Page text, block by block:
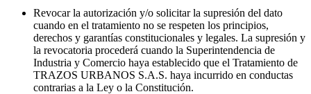
Revocar la autorización y/o solicitar la supresión del dato
cuando en el tratamiento no se respeten los principios,
derechos y garantías constitucionales y legales. La supresión y
la revocatoria procederá cuando la Superintendencia de
Industria y Comercio haya establecido que el Tratamiento de
TRAZOS URBANOS S.A.S. haya incurrido en conductas
contrarias a la Ley o la Constitución.